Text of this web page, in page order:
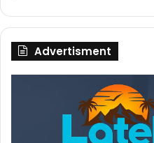
Advertisment